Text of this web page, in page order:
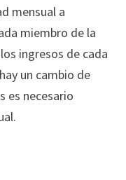
mensual a
miembro de la
ingresos de cada
un cambio de
es necesario